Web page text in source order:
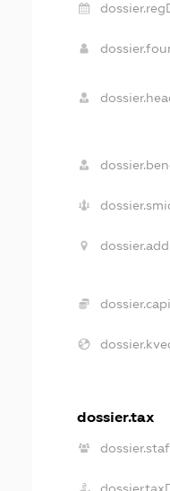
dossier.tax